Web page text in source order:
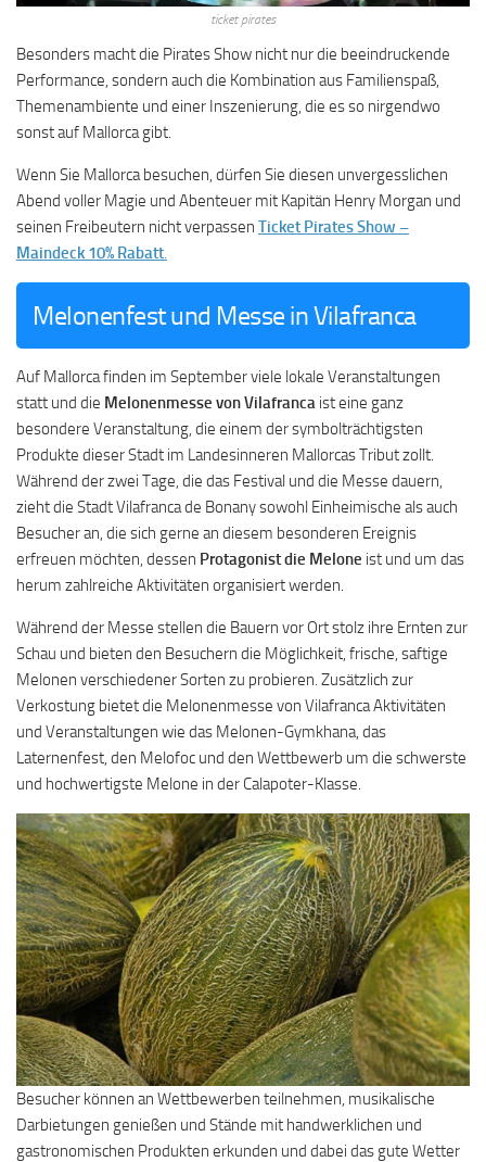
ticket pirates
Besonders macht die Pirates Show nicht nur die beeindruckende
Performance, sondern auch die Kombination aus Familienspaß,
Themenambiente und einer Inszenierung, die es so nirgendwo
sonst auf Mallorca gibt.
Wenn Sie Mallorca besuchen, dürfen Sie diesen unvergesslichen
Abend voller Magie und Abenteuer mit Kapitän Henry Morgan und
seinen Freibeutern nicht verpassen Ticket Pirates Show –
Maindeck 10% Rabatt
Melonenfest und Messe in Vilafranca
Auf Mallorca finden im September viele lokale Veranstaltungen
statt und die Melonenmesse von Vilafranca ist eine ganz
besondere Veranstaltung, die einem der symbolträchtigsten
Produkte dieser Stadt im Landesinneren Mallorcas Tribut zollt.
Während der zwei Tage, die das Festival und die Messe dauern,
zieht die Stadt Vilafranca de Bonany sowohl Einheimische als auch
Besucher an, die sich gerne an diesem besonderen Ereignis
erfreuen möchten, dessen Protagonist die Melone ist und um das
herum zahlreiche Aktivitäten organisiert werden.
Während der Messe stellen die Bauern vor Ort stolz ihre Ernten zur
Schau und bieten den Besuchern die Möglichkeit, frische, saftige
Melonen verschiedener Sorten zu probieren. Zusätzlich zur
Verkostung bietet die Melonenmesse von Vilafranca Aktivitäten
und Veranstaltungen wie das Melonen-Gymkhana, das
Laternenfest, den Melofoc und den Wettbewerb um die schwerste
und hochwertigste Melone in der Calapoter-Klasse.
Besucher können an Wettbewerben teilnehmen, musikalische
Darbietungen genießen und Stände mit handwerklichen und
gastronomischen Produkten erkunden und dabei das gute Wetter